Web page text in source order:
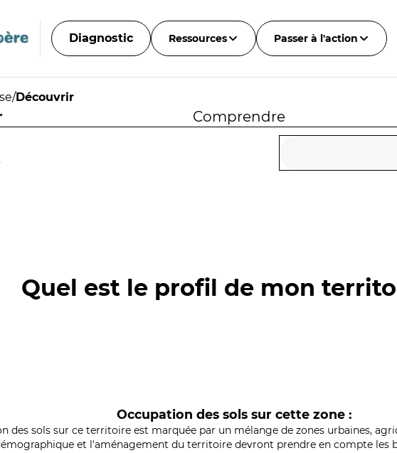
Diagnostic Ressources Passer à l'action
/Découvrir
Comprendre
Quel est le profil de mon
Occupation des sols sur cette zone :
des sols sur ce territoire est marquée par un mélange de zones urbaines,
et l'aménagement du territoire devront prendre en compte les